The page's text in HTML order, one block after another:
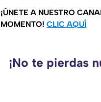
¡ÚNETE A NUESTRO
MOMENTO! CLIC AQUÍ
¡No te pierdas